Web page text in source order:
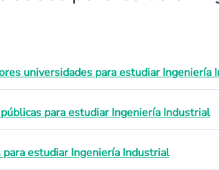
universidades para estudiar
para estudiar Ingeniería Industrial
estudiar Ingeniería Industrial